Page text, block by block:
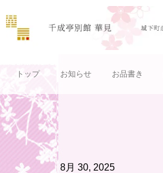
トップ お知らせ お品書き
8月 30, 2025